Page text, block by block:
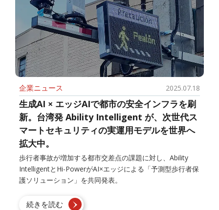
企業ニュース 2025.07.18
生成AI × エッジAIで都市の安全インフラを刷
新。台湾発 Ability Intelligent が、次世代ス
マートセキュリティの実運用モデルを世界へ
拡大中。
歩行者事故が増加する都市交差点の課題に対し、Ability
IntelligentとHi-PowerがAI×エッジによる「予測型歩行者保
護ソリューション」を共同発表。
続きを読む